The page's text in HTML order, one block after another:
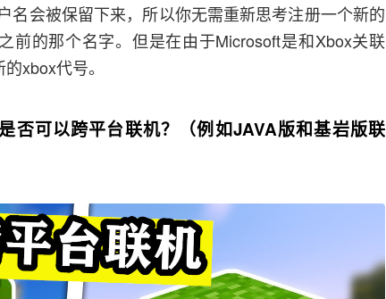
名会被保留下来，所以你无需重新思考注册一个新的
前的那个名字。但是在由于Microsoft是和Xbox关联
xbox代号。
否可以跨平台联机？（例如JAVA版和基岩版联